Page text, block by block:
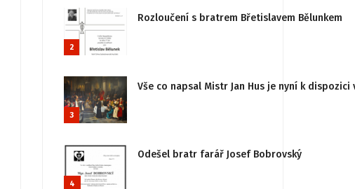
2
Rozloučení s bratrem Břetislavem Bělunkem
3
Vše co napsal Mistr Jan Hus je nyní k
4
Odešel bratr farář Josef Bobrovský